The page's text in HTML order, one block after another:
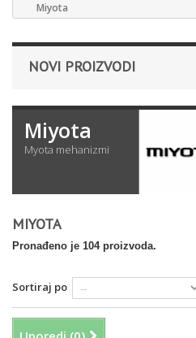
Miyota
NOVI PROIZVODI
Miyota
Myota mehanizmi
MIYOTA
Pronađeno je 104 proizvoda.
Sortiraj po